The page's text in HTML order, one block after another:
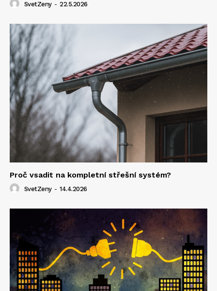
SvetZeny - 22.5.2026
Proč vsadit na kompletní střešní systém?
SvetZeny - 14.4.2026